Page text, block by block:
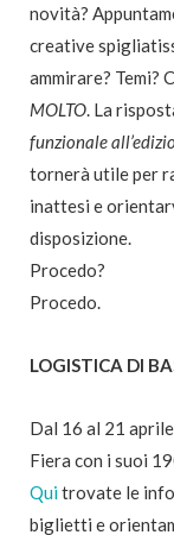
novità?
creative
ammirare? Temi?
MOLTO. La
funzionale
tornerà utile per
inattesi e
disposizione.
Procedo?
Procedo.
LOGISTICA DI
Dal 16 al 21
Fiera con i suoi
Quitrovate le
biglietti e